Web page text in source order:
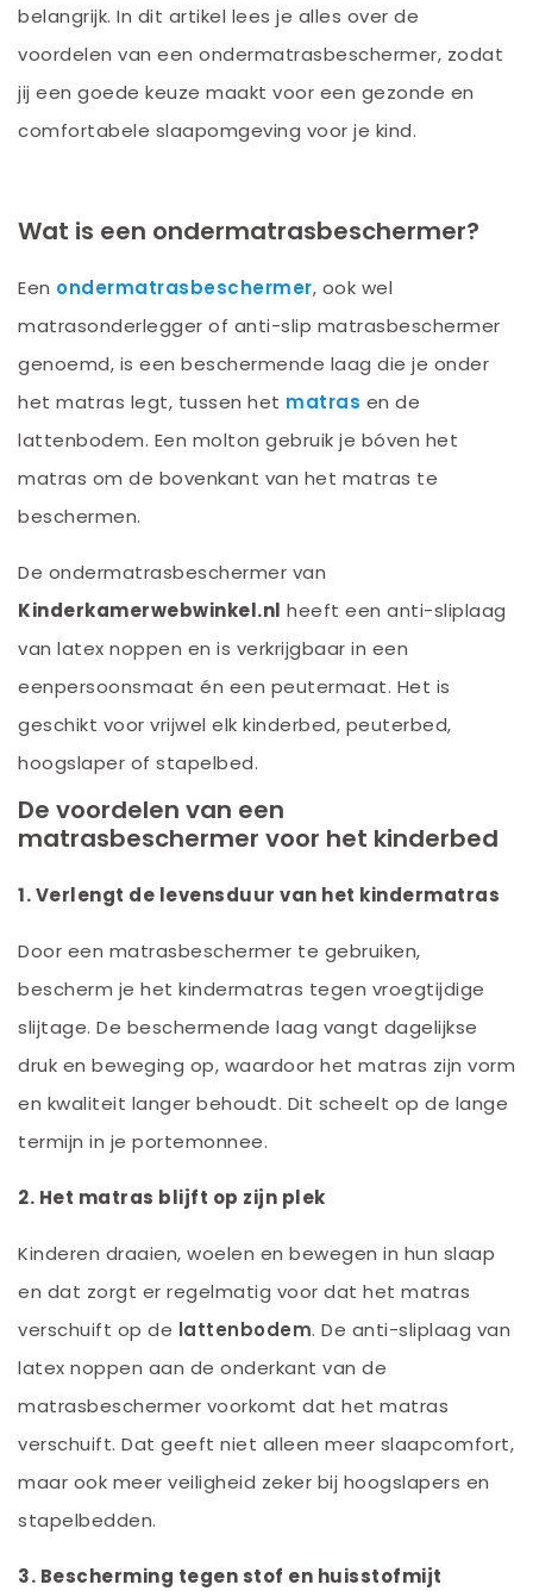
belangrijk. In dit artikel lees je alles over de
voordelen van een ondermatrasbeschermer, zodat
jij een goede keuze maakt voor een gezonde en
comfortabele slaapomgeving voor je kind.
Wat is een ondermatrasbeschermer?
Een ondermatrasbeschermer, ook wel
matrasonderlegger of anti-slip matrasbeschermer
genoemd, is een beschermende laag die je onder
het matras legt, tussen het matras en de
lattenbodem. Een molton gebruik je bóven het
matras om de bovenkant van het matras te
beschermen.
De ondermatrasbeschermer van
Kinderkamerwebwinkel.nl heeft een anti-sliplaag
van latex noppen en is verkrijgbaar in een
eenpersoonsmaat én een peutermaat. Het is
geschikt voor vrijwel elk kinderbed, peuterbed,
hoogslaper of stapelbed.
De voordelen van een
matrasbeschermer voor het kinderbed
1. Verlengt de levensduur van het kindermatras
Door een matrasbeschermer te gebruiken,
bescherm je het kindermatras tegen vroegtijdige
slijtage. De beschermende laag vangt dagelijkse
druk en beweging op, waardoor het matras zijn vorm
en kwaliteit langer behoudt. Dit scheelt op de lange
termijn in je portemonnee.
2. Het matras blijft op zijn plek
Kinderen draaien, woelen en bewegen in hun slaap
en dat zorgt er regelmatig voor dat het matras
verschuift op de lattenbodem. De anti-sliplaag van
latex noppen aan de onderkant van de
matrasbeschermer voorkomt dat het matras
verschuift. Dat geeft niet alleen meer slaapcomfort,
maar ook meer veiligheid zeker bij hoogslapers en
stapelbedden.
3. Bescherming tegen stof en huisstofmijt